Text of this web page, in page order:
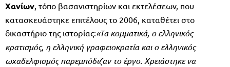
Χανίων, τόπο βασανιστηρίων και εκτελέσεων, που
κατασκευάστηκε επιτέλους το 2006, καταθέτει στο
δικαστήριο της ιστορίας:«Τα κομματικά, ο ελληνικός
κρατισμός, η ελληνική γραφειοκρατία και ο ελ­ληνικός
ωχαδελφισμός παρεμπόδιζαν το έργο. Χρειάστηκε να